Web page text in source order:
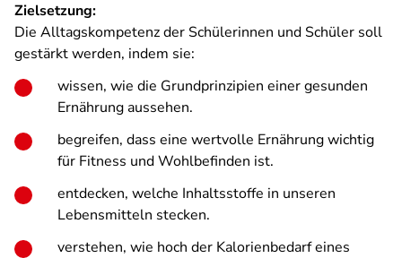
Zielsetzung:
Die Alltagskompetenz der Schülerinnen und Schüler soll
gestärkt werden, indem sie:
wissen, wie die Grundprinzipien einer gesunden
Ernährung aussehen.
begreifen, dass eine wertvolle Ernährung wichtig
für Fitness und Wohlbefinden ist.
entdecken, welche Inhaltsstoffe in unseren
Lebensmitteln stecken.
verstehen, wie hoch der Kalorienbedarf eines